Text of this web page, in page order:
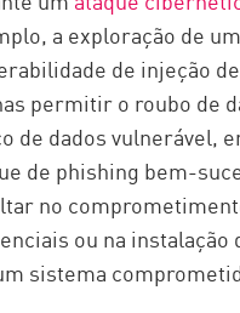
a exploração de
de injeção
permitir o roubo de
de dados vulnerável,
de phishing bem-
no
ou na instalação
sistema